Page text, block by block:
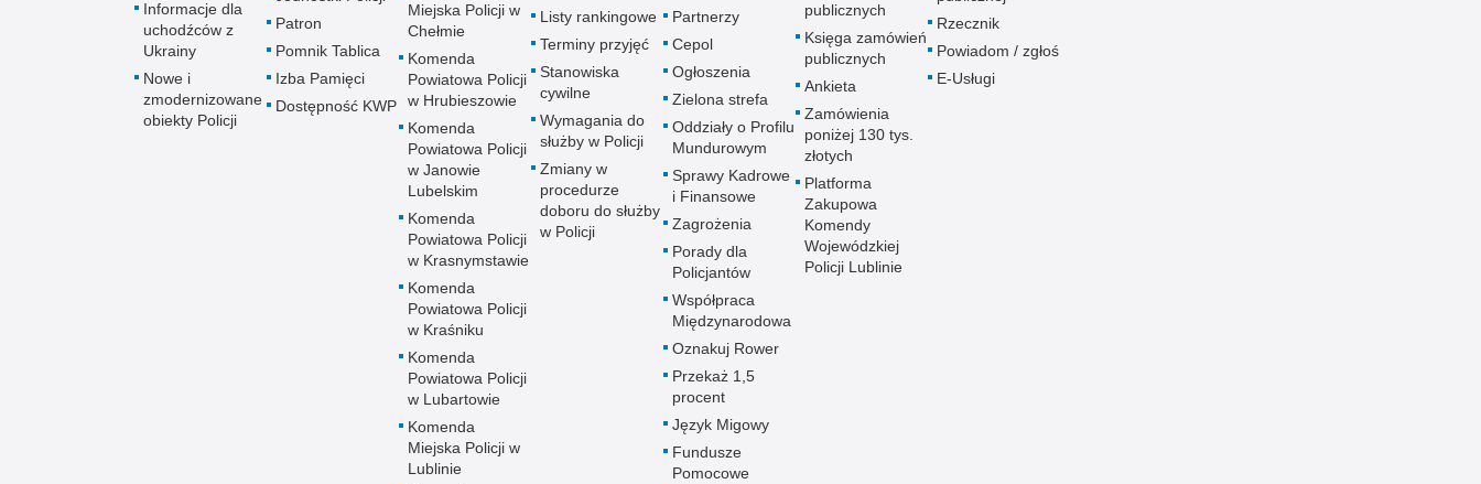
Informacje dla
uchodźców z
Ukrainy
Nowe i
zmodernizowane
obiekty Policji
Patron
Pomnik Tablica
Izba Pamięci
Dostępność KWP
Miejska Policji w
Chełmie
Komenda
Powiatowa Policji
w Hrubieszowie
Komenda
Powiatowa Policji
w Janowie
Lubelskim
Komenda
Powiatowa Policji
w Krasnymstawie
Komenda
Powiatowa Policji
w Kraśniku
Komenda
Powiatowa Policji
w Lubartowie
Komenda
Miejska Policji w
Lublinie
Listy rankingowe
Terminy przyjęć
Stanowiska
cywilne
Wymagania do
służby w Policji
Zmiany w
procedurze
doboru do służby
w Policji
Partnerzy
Cepol
Ogłoszenia
Zielona strefa
Oddziały o Profilu
Mundurowym
Sprawy Kadrowe
i Finansowe
Zagrożenia
Porady dla
Policjantów
Współpraca
Międzynarodowa
Oznakuj Rower
Przekaż 1,5
procent
Język Migowy
Fundusze
Pomocowe
publicznych
Księga zamówień
publicznych
Ankieta
Zamówienia
poniżej 130 tys.
złotych
Platforma
Zakupowa
Komendy
Wojewódzkiej
Policji Lublinie
Rzecznik
Powiadom / zgłoś
E-Usługi